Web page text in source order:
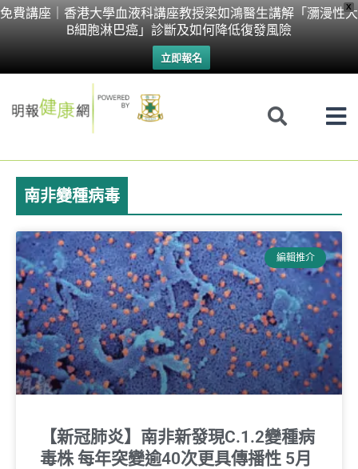
X
免費講座｜香港大學血液科講座教授梁如鴻醫生講解「瀰漫性大
B細胞淋巴癌」診斷及如何降低復發風險
立即報名
Skip
南非變種病毒
編輯推介
【新冠肺炎】南非新發現C.1.2變種病
毒株 每年突變逾40次更具傳播性 5月